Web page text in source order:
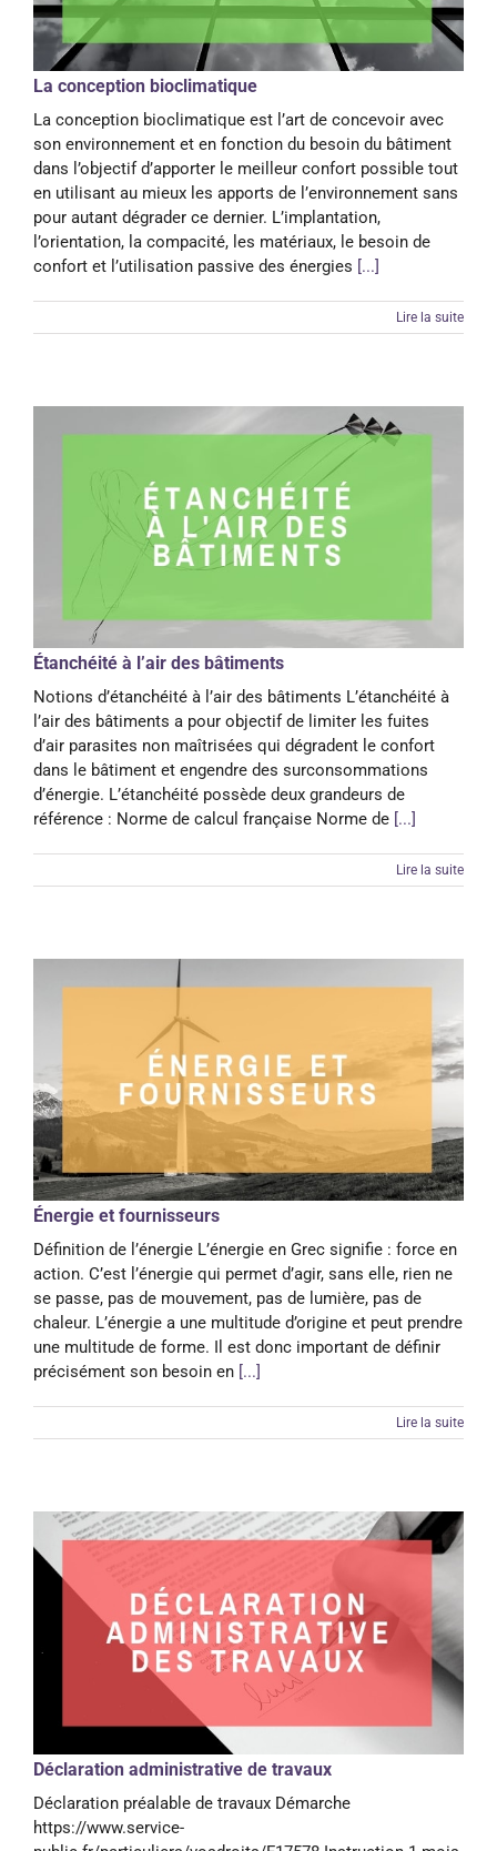
La conception bioclimatique
La conception bioclimatique est l’art de concevoir avec
son environnement et en fonction du besoin du bâtiment
dans l’objectif d’apporter le meilleur confort possible tout
en utilisant au mieux les apports de l’environnement sans
pour autant dégrader ce dernier. L’implantation,
l’orientation, la compacité, les matériaux, le besoin de
confort et l’utilisation passive des énergies [...]
Lire la suite
Étanchéité à l’air des bâtiments
Notions d’étanchéité à l’air des bâtiments L’étanchéité à
l’air des bâtiments a pour objectif de limiter les fuites
d’air parasites non maîtrisées qui dégradent le confort
dans le bâtiment et engendre des surconsommations
d’énergie. L’étanchéité possède deux grandeurs de
référence : Norme de calcul française Norme de [...]
Lire la suite
Énergie et fournisseurs
Définition de l’énergie L’énergie en Grec signifie : force en
action. C’est l’énergie qui permet d’agir, sans elle, rien ne
se passe, pas de mouvement, pas de lumière, pas de
chaleur. L’énergie a une multitude d’origine et peut prendre
une multitude de forme. Il est donc important de définir
précisément son besoin en [...]
Lire la suite
Déclaration administrative de travaux
Déclaration préalable de travaux Démarche
https://www.service-